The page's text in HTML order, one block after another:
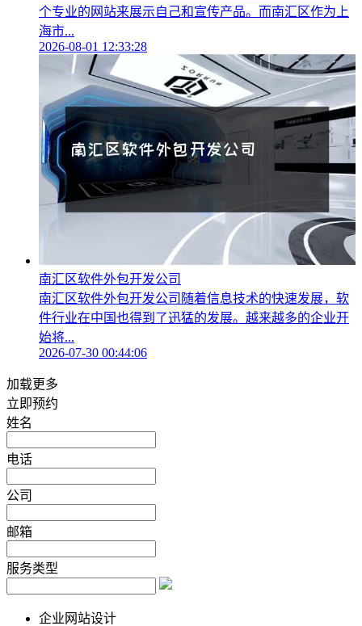
个专业的网站来展示自己和宣传产品。而南汇区作为上
海市...
2026-08-01 12:33:28
南汇区软件外包开发公司
南汇区软件外包开发公司随着信息技术的快速发展，软
件行业在中国也得到了迅猛的发展。越来越多的企业开
始将...
2026-07-30 00:44:06
加载更多
立即预约
姓名
电话
公司
邮箱
服务类型
企业网站设计